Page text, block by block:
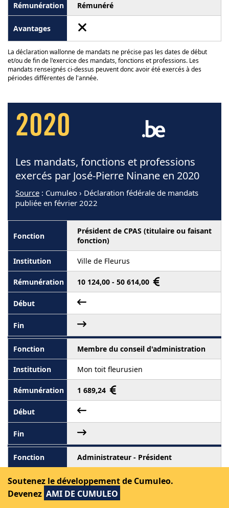
Rémunéré
La déclaration wallonne de mandats ne précise pas les dates de début
et/ou de fin de l'exercice des mandats, fonctions et professions. Les
mandats renseignés ci-dessus peuvent donc avoir été exercés à des
périodes différentes de l'année.
2020
Les mandats, fonctions et professions
exercés par José-Pierre Ninane en 2020
Source : Cumuleo › Déclaration fédérale de mandats
publiée en février 2022
Président de CPAS (titulaire ou faisant
fonction)
Ville de Fleurus
10 124,00 - 50 614,00
Membre du conseil d'administration
Mon toit fleurusien
1 689,24
Administrateur - Président
Les coups de pouce fleurusiens scrl
Soutenez le développement de Cumuleo.
Devenez AMI DE CUMULEO